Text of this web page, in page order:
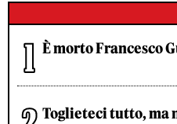
È morto Francesco
Toglieteci tutto, ma